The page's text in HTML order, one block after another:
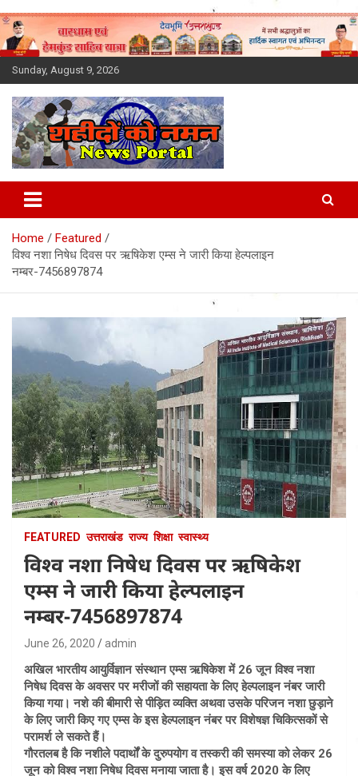
Skip
to
content
Sunday, August 9, 2026
Latest News Today, Breaking
News, Uttarakhand News in
Hindi
Home
Featured
विश्व नशा निषेध दिवस पर ऋषिकेश एम्स ने जारी किया हेल्पलाइन
नम्बर-7456897874
FEATURED उत्तराखंड राज्य शिक्षा स्वास्थ्य
विश्व नशा निषेध दिवस पर ऋषिकेश
एम्स ने जारी किया हेल्पलाइन
नम्बर-7456897874
June 26, 2020 admin
अखिल भारतीय आयुर्विज्ञान संस्थान एम्स ऋषिकेश में 26 जून विश्व नशा
निषेध दिवस के अवसर पर मरीजों की सहायता के लिए हेल्पलाइन नंबर जारी
किया गया। नशे की बीमारी से पीड़ित व्यक्ति अथवा उसके परिजन नशा छुड़ाने
के लिए जारी किए गए एम्स के इस हेल्पलाइन नंबर पर विशेषज्ञ चिकित्सकों से
परामर्श ले सकते हैं।
गौरतलब है कि नशीले पदार्थों के दुरुपयोग व तस्करी की समस्या को लेकर 26
जून को विश्व नशा निषेध दिवस मनाया जाता है। इस वर्ष 2020 के लिए